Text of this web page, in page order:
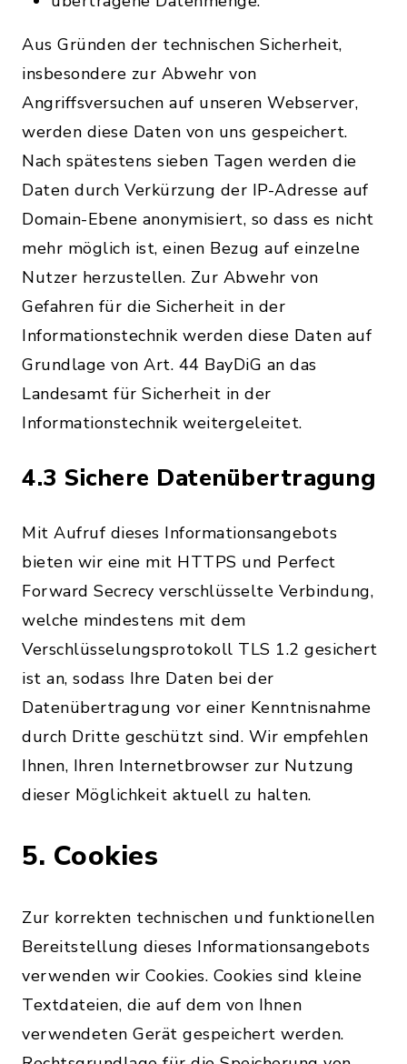
Aus Gründen der technischen Sicherheit,
insbesondere zur Abwehr von
Angriffsversuchen auf unseren Webserver,
werden diese Daten von uns gespeichert.
Nach spätestens sieben Tagen werden die
Daten durch Verkürzung der IP-Adresse auf
Domain-Ebene anonymisiert, so dass es nicht
mehr möglich ist, einen Bezug auf einzelne
Nutzer herzustellen. Zur Abwehr von
Gefahren für die Sicherheit in der
Informationstechnik werden diese Daten auf
Grundlage von Art. 44 BayDiG an das
Landesamt für Sicherheit in der
Informationstechnik weitergeleitet.
4.3 Sichere Datenübertragung
Mit Aufruf dieses Informationsangebots
bieten wir eine mit HTTPS und Perfect
Forward Secrecy verschlüsselte Verbindung,
welche mindestens mit dem
Verschlüsselungsprotokoll TLS 1.2 gesichert
ist an, sodass Ihre Daten bei der
Datenübertragung vor einer Kenntnisnahme
durch Dritte geschützt sind. Wir empfehlen
Ihnen, Ihren Internetbrowser zur Nutzung
dieser Möglichkeit aktuell zu halten.
5. Cookies
Zur korrekten technischen und funktionellen
Bereitstellung dieses Informationsangebots
verwenden wir Cookies. Cookies sind kleine
Textdateien, die auf dem von Ihnen
verwendeten Gerät gespeichert werden.